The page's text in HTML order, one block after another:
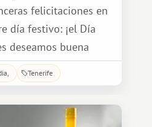
felicitaciones en
día festivo: ¡el Día
deseamos buena
confianza en el
de nuestra nación.
rodeados del
sus seres queridos!
Tenerife